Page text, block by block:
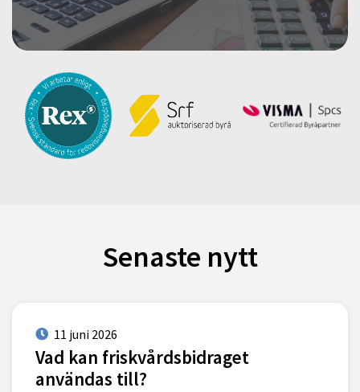
Senaste nytt
11 juni 2026
Vad kan friskvårdsbidraget
användas till?